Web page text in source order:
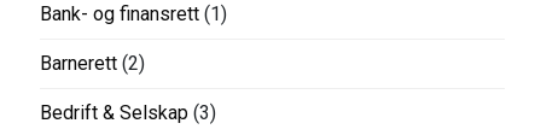
Bank- og finansrett (1)
Barnerett (2)
Bedrift & Selskap (3)